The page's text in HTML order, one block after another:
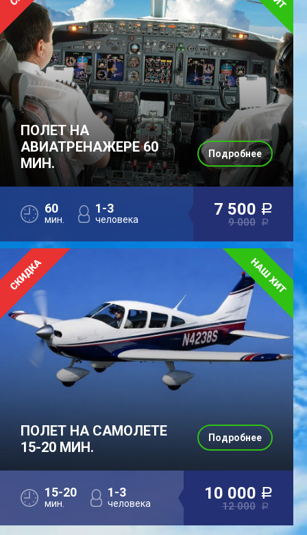
ПОЛЕТ НА
АВИАТРЕНАЖЕРЕ 60
МИН.
60
мин.
1-3
человека
7 500 a
9 000 a
Подробнее
ПОЛЕТ НА САМОЛЕТЕ
15-20 МИН.
15-20
мин.
1-3
человека
10 000 a
12 000 a
Подробнее